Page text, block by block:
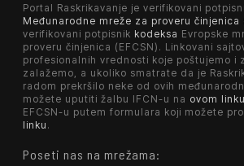
Portal Raskrikavanje je verifikovani
Međunarodne mreže za proveru činjenica
verifikovani potpisnik kodeksa Evropske
proveru činjenica (EFCSN). Linkovani
profesionalnih vrednosti koje poštujemo i
zalažemo, a ukoliko smatrate da je
radom prekršilo neke od ovih
možete uputiti žalbu IFCN-u na ovom linku
EFCSN-u putem formulara koji možete
linku .
Poseti nas na mrežama: